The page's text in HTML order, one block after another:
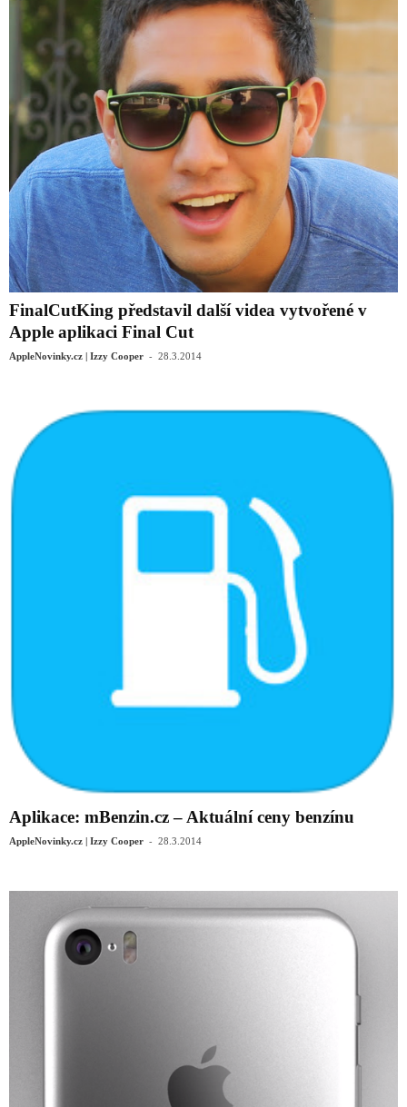
FinalCutKing představil další videa vytvořené v
Apple aplikaci Final Cut
AppleNovinky.cz | Izzy Cooper - 28.3.2014
Aplikace: mBenzin.cz – Aktuální ceny benzínu
AppleNovinky.cz | Izzy Cooper - 28.3.2014